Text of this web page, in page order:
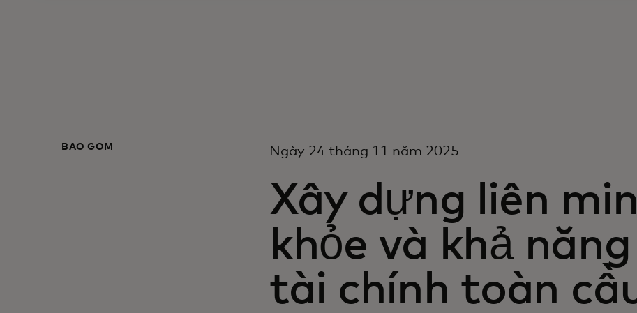
BAO GỒM Ngày 24 tháng 11 năm 2025
Xây dựng liên
khỏe và khả
tài chính toàn